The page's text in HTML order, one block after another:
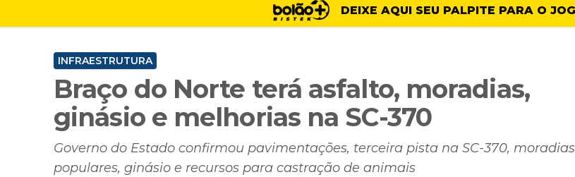
DEIXE AQUI SEU PALPITE PARA O
INFRAESTRUTURA
Braço do Norte terá asfalto, moradias,
ginásio e melhorias na SC-370
Governo do Estado confirmou pavimentações, terceira pista na SC-370, moradias
populares, ginásio e recursos para castração de animais